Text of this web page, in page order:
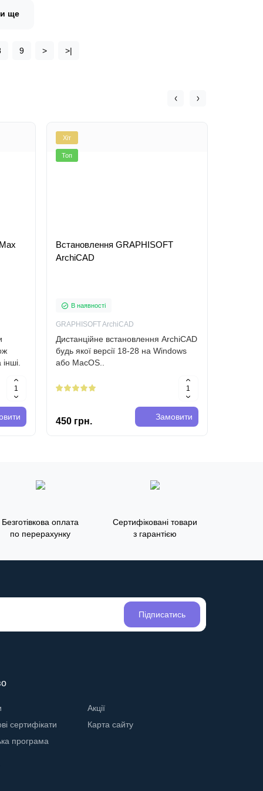
ще
9 > >|
Хіт
Топ
Встановлення GRAPHISOFT
ArchiCAD
В наявності
GRAPHISOFT ArchiCAD
Дистанційне встановлення ArchiCAD
будь якої версії 18-28 на Windows
або MacOS..
450 грн. Замовити
Безготівкова оплата
по перерахунку
Сертифіковані товари
з гарантією
Підписатись
сертифікати
програма
Акції
Карта сайту